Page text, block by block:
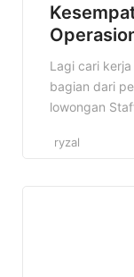
Lombok
Lagi cari
bagian dari
lowongan
sampai
ryzal